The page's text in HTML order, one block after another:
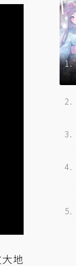
地